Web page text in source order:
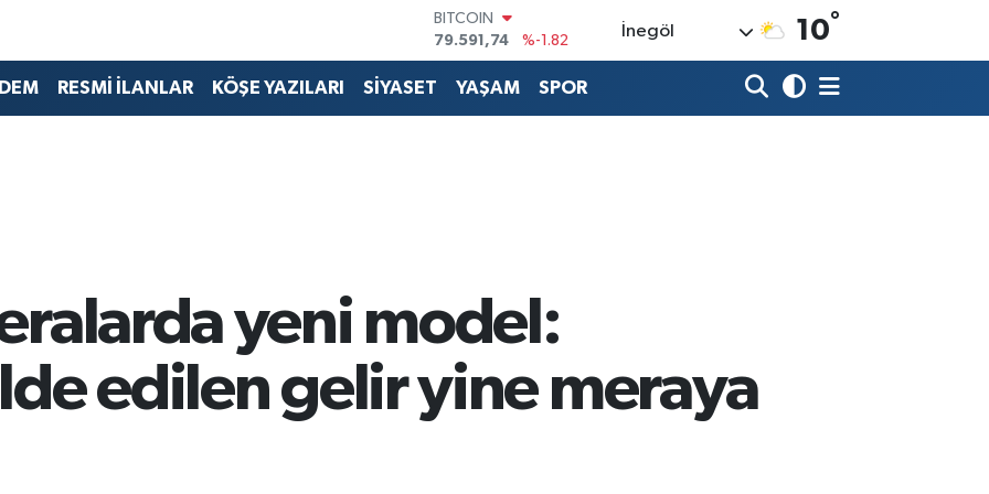
DOLAR
45,43620
%0.02
EURO
53,38690
%0.19
İnegöl 10°
RESMİ İLANLAR KÖŞE YAZILARI SİYASET YAŞAM SPOR
yeni model:
edilen gelir yine meraya